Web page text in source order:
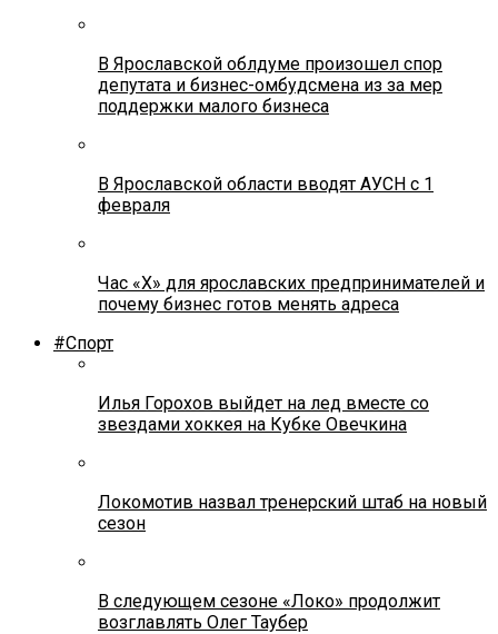
В Ярославской облдуме произошел спор
депутата и бизнес-омбудсмена из за мер
поддержки малого бизнеса
В Ярославской области вводят АУСН с 1
февраля
Час «Х» для ярославских предпринимателей и
почему бизнес готов менять адреса
#Спорт
Илья Горохов выйдет на лед вместе со
звездами хоккея на Кубке Овечкина
Локомотив назвал тренерский штаб на новый
сезон
В следующем сезоне «Локо» продолжит
возглавлять Олег Таубер